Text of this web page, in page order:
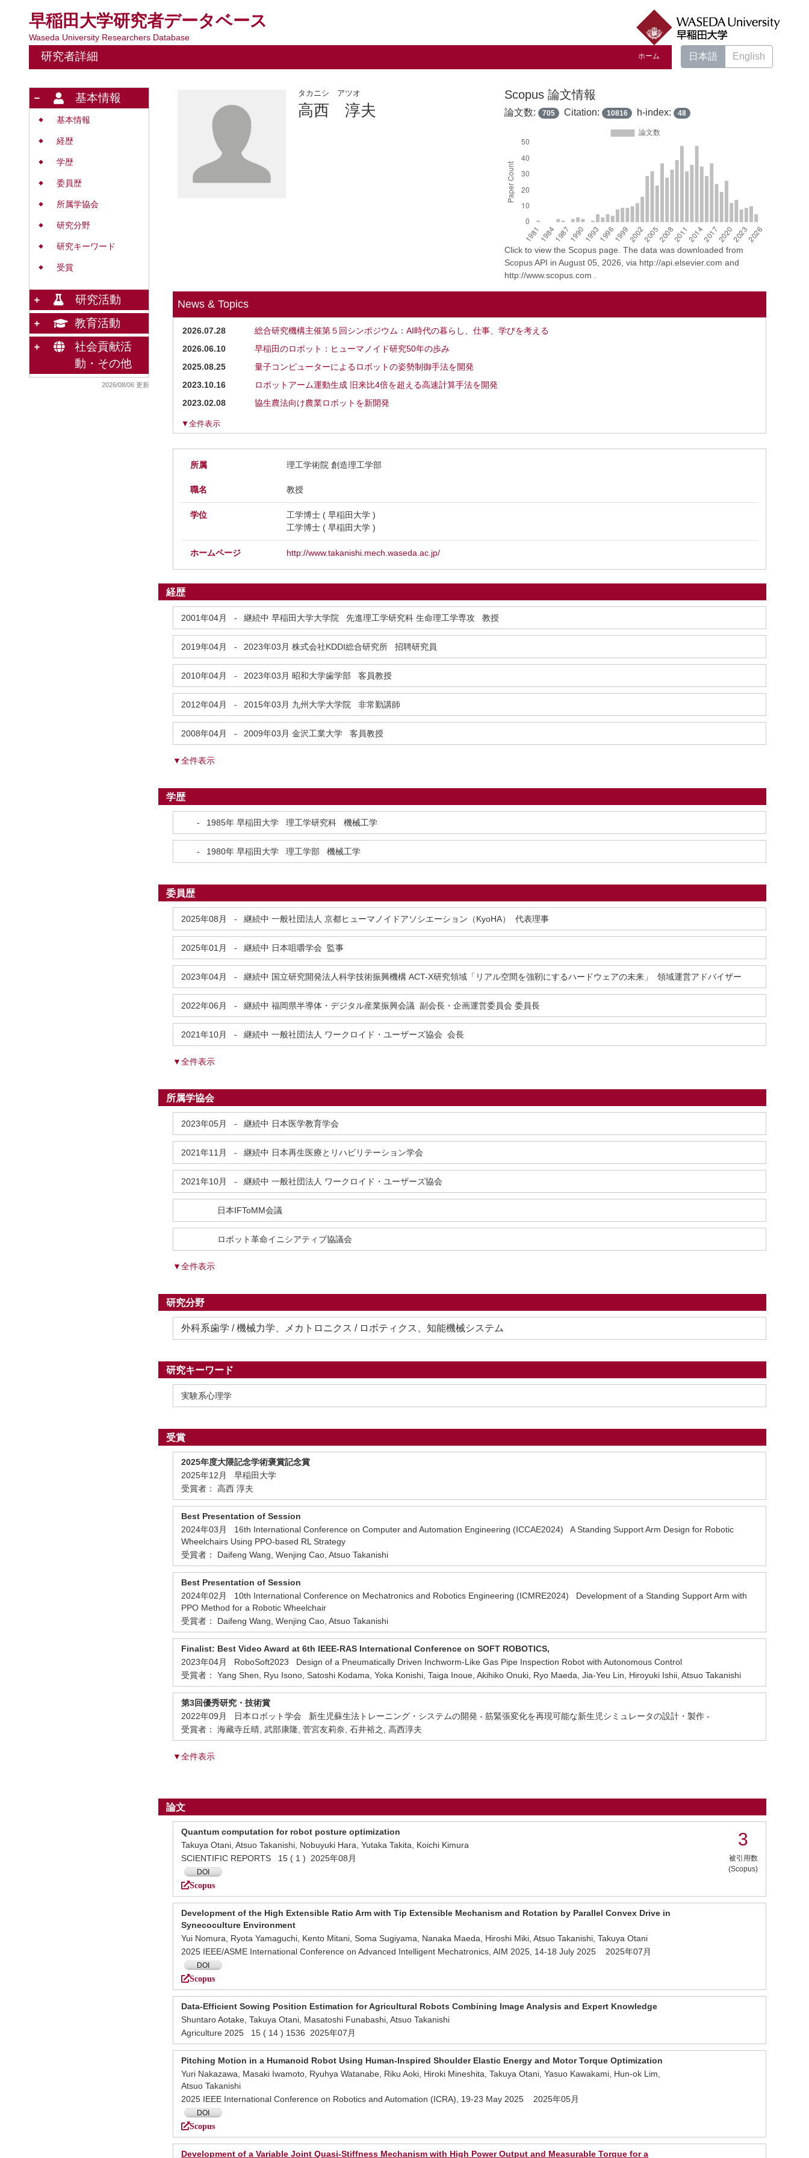
早稲田大学研究者データベース
Waseda University Researchers Database
研究者詳細 ホーム 日本語 English
基本情報
◆ 基本情報
◆ 経歴
◆ 学歴
◆ 委員歴
◆ 所属学協会
◆ 研究分野
◆ 研究キーワード
◆ 受賞
研究活動
教育活動
社会貢献活
動・その他
2026/08/06 更新
タカニシ アツオ
高西 淳夫
Scopus 論文情報
論文数: 705 Citation: 10816 h-index: 48
Click to view the Scopus page. The data was downloaded from
Scopus API in August 05, 2026, via http://api.elsevier.com and
http://www.scopus.com .
News & Topics
2026.07.28
総合研究機構主催第５回シンポジウム：AI時代の暮らし、仕事、学びを考える
2026.06.10
早稲田のロボット：ヒューマノイド研究50年の歩み
2025.08.25
量子コンピューターによるロボットの姿勢制御手法を開発
2023.10.16
ロボットアーム運動生成 旧来比4倍を超える高速計算手法を開発
2023.02.08
協生農法向け農業ロボットを新開発
▼全件表示
所属 理工学術院 創造理工学部
職名 教授
学位
工学博士 ( 早稲田大学 )
工学博士 ( 早稲田大学 )
ホームページ http://www.takanishi.mech.waseda.ac.jp/
経歴
2001年04月 - 継続中 早稲田大学大学院 先進理工学研究科 生命理工学専攻 教授
2019年04月 - 2023年03月 株式会社KDDI総合研究所 招聘研究員
2010年04月 - 2023年03月 昭和大学歯学部 客員教授
2012年04月 - 2015年03月 九州大学大学院 非常勤講師
2008年04月 - 2009年03月 金沢工業大学 客員教授
▼全件表示
学歴
- 1985年 早稲田大学 理工学研究科 機械工学
- 1980年 早稲田大学 理工学部 機械工学
委員歴
2025年08月 - 継続中 一般社団法人 京都ヒューマノイドアソシエーション（KyoHA） 代表理事
2025年01月 - 継続中 日本咀嚼学会 監事
2023年04月 - 継続中 国立研究開発法人科学技術振興機構 ACT-X研究領域「リアル空間を強靭にするハードウェアの未来」 領域運営アドバイザー
2022年06月 - 継続中 福岡県半導体・デジタル産業振興会議 副会長・企画運営委員会 委員長
2021年10月 - 継続中 一般社団法人 ワークロイド・ユーザーズ協会 会長
▼全件表示
所属学協会
2023年05月 - 継続中 日本医学教育学会
2021年11月 - 継続中 日本再生医療とリハビリテーション学会
2021年10月 - 継続中 一般社団法人 ワークロイド・ユーザーズ協会
日本IFToMM会議
ロボット革命イニシアティブ協議会
▼全件表示
研究分野
外科系歯学 / 機械力学、メカトロニクス / ロボティクス、知能機械システム
研究キーワード
実験系心理学
受賞
2025年度大隈記念学術褒賞記念賞
2025年12月 早稲田大学
受賞者： 高西 淳夫
Best Presentation of Session
2024年03月 16th International Conference on Computer and Automation Engineering (ICCAE2024) A Standing Support Arm Design for Robotic
Wheelchairs Using PPO-based RL Strategy
受賞者： Daifeng Wang, Wenjing Cao, Atsuo Takanishi
Best Presentation of Session
2024年02月 10th International Conference on Mechatronics and Robotics Engineering (ICMRE2024) Development of a Standing Support Arm with
PPO Method for a Robotic Wheelchair
受賞者： Daifeng Wang, Wenjing Cao, Atsuo Takanishi
Finalist: Best Video Award at 6th IEEE-RAS International Conference on SOFT ROBOTICS,
2023年04月 RoboSoft2023 Design of a Pneumatically Driven Inchworm-Like Gas Pipe Inspection Robot with Autonomous Control
受賞者： Yang Shen, Ryu Isono, Satoshi Kodama, Yoka Konishi, Taiga Inoue, Akihiko Onuki, Ryo Maeda, Jia-Yeu Lin, Hiroyuki Ishii, Atsuo Takanishi
第3回優秀研究・技術賞
2022年09月 日本ロボット学会 新生児蘇生法トレーニング・システムの開発 - 筋緊張変化を再現可能な新生児シミュレータの設計・製作 -
受賞者： 海藏寺丘晴, 武部康隆, 菅宮友莉奈, 石井裕之, 高西淳夫
▼全件表示
論文
Quantum computation for robot posture optimization
Takuya Otani, Atsuo Takanishi, Nobuyuki Hara, Yutaka Takita, Koichi Kimura
SCIENTIFIC REPORTS 15 ( 1 ) 2025年08月
DOI
Scopus
3
被引用数
(Scopus)
Development of the High Extensible Ratio Arm with Tip Extensible Mechanism and Rotation by Parallel Convex Drive in
Synecoculture Environment
Yui Nomura, Ryota Yamaguchi, Kento Mitani, Soma Sugiyama, Nanaka Maeda, Hiroshi Miki, Atsuo Takanishi, Takuya Otani
2025 IEEE/ASME International Conference on Advanced Intelligent Mechatronics, AIM 2025, 14-18 July 2025 2025年07月
DOI
Scopus
Data-Efficient Sowing Position Estimation for Agricultural Robots Combining Image Analysis and Expert Knowledge
Shuntaro Aotake, Takuya Otani, Masatoshi Funabashi, Atsuo Takanishi
Agriculture 2025 15 ( 14 ) 1536 2025年07月
Pitching Motion in a Humanoid Robot Using Human-Inspired Shoulder Elastic Energy and Motor Torque Optimization
Yuri Nakazawa, Masaki Iwamoto, Ryuhya Watanabe, Riku Aoki, Hiroki Mineshita, Takuya Otani, Yasuo Kawakami, Hun-ok Lim,
Atsuo Takanishi
2025 IEEE International Conference on Robotics and Automation (ICRA), 19-23 May 2025 2025年05月
DOI
Scopus
Development of a Variable Joint Quasi-Stiffness Mechanism with High Power Output and Measurable Torque for a